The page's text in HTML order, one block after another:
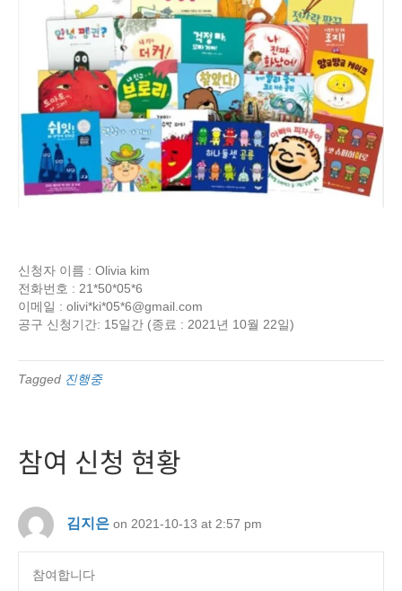
신청자 이름 : Olivia kim
전화번호 : 21*50*05*6
이메일 : olivi*ki*05*6@gmail.com
공구 신청기간: 15일간 (종료 : 2021년 10월 22일)
Tagged 진행중
참여 신청 현황
김지은 on 2021-10-13 at 2:57 pm
참여합니다